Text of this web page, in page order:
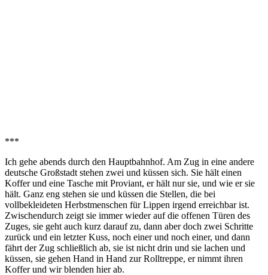
***
Ich gehe abends durch den Hauptbahnhof. Am Zug in eine andere
deutsche Großstadt stehen zwei und küssen sich. Sie hält einen
Koffer und eine Tasche mit Proviant, er hält nur sie, und wie er sie
hält. Ganz eng stehen sie und küssen die Stellen, die bei
vollbekleideten Herbstmenschen für Lippen irgend erreichbar ist.
Zwischendurch zeigt sie immer wieder auf die offenen Türen des
Zuges, sie geht auch kurz darauf zu, dann aber doch zwei Schritte
zurück und ein letzter Kuss, noch einer und noch einer, und dann
fährt der Zug schließlich ab, sie ist nicht drin und sie lachen und
küssen, sie gehen Hand in Hand zur Rolltreppe, er nimmt ihren
Koffer und wir blenden hier ab.